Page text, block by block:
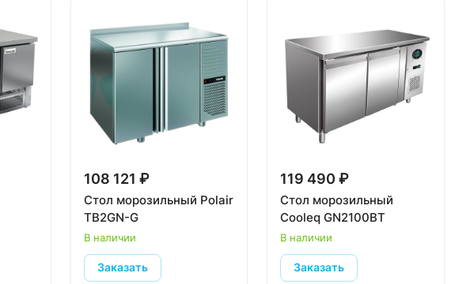
108 121 ₽
Стол морозильный Polair
TB2GN-G
В наличии
Заказать
119 490 ₽
Стол морозильный
Cooleq GN2100BT
В наличии
Заказать